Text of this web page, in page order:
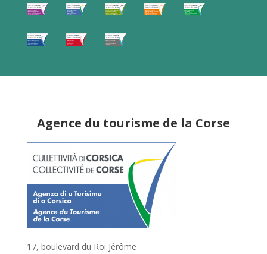
Agence du tourisme de la Corse
17, boulevard du Roi Jérôme